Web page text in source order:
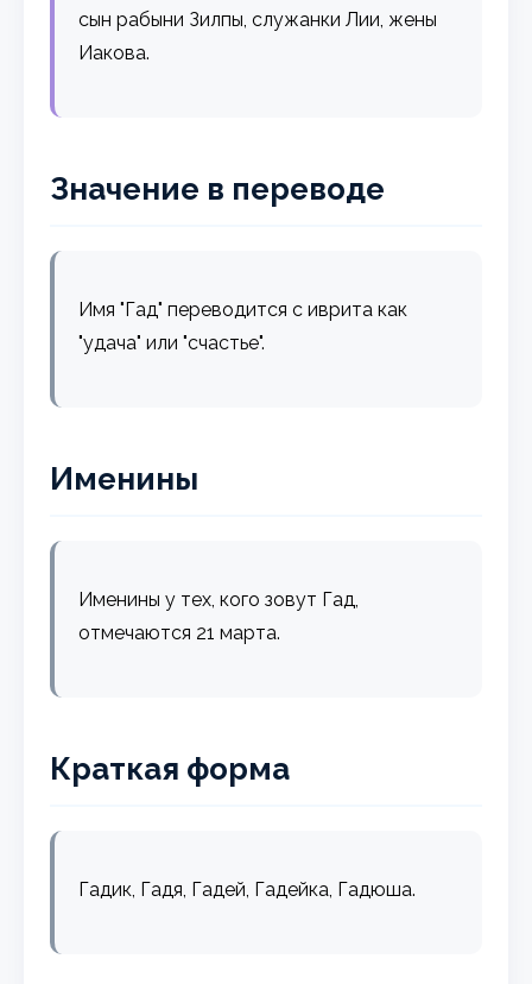
сын рабыни Зилпы, служанки Лии, жены
Иакова.
Значение в переводе
Имя "Гад" переводится с иврита как
"удача" или "счастье".
Именины
Именины у тех, кого зовут Гад,
отмечаются 21 марта.
Краткая форма
Гадик, Гадя, Гадей, Гадейка, Гадюша.